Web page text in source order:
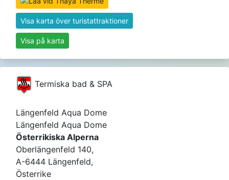
Visa karta över turistattraktioner
Visa på karta
Termiska bad & SPA
Längenfeld Aqua Dome
Längenfeld Aqua Dome
Österrikiska Alperna
Oberlängenfeld 140,
A-6444 Längenfeld,
Österrike